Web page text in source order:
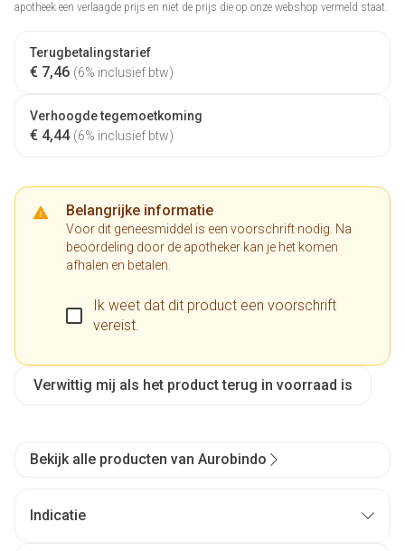
apotheek een verlaagde prijs en niet de prijs die op onze webshop vermeld staat.
Terugbetalingstarief
€ 7,46 (6% inclusief btw)
Verhoogde tegemoetkoming
€ 4,44 (6% inclusief btw)
Belangrijke informatie
Voor dit geneesmiddel is een voorschrift nodig. Na
beoordeling door de apotheker kan je het komen
afhalen en betalen.
Ik weet dat dit product een voorschrift
vereist.
Verwittig mij als het product terug in voorraad is
Bekijk alle producten van Aurobindo
Indicatie